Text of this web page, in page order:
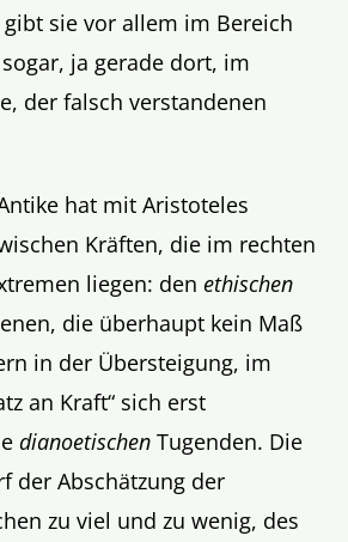
sie vor allem im Bereich
ja gerade dort, im
der falsch verstandenen
hat mit Aristoteles
Kräften, die im rechten
liegen: den ethischen
die überhaupt kein Maß
in der Übersteigung, im
an Kraft“ sich erst
dianoetischen Tugenden. Die
der Abschätzung der
zu viel und zu wenig, des